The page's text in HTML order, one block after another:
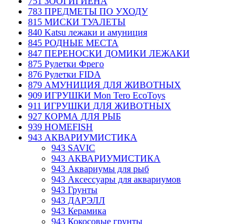
783 ПРЕДМЕТЫ ПО УХОДУ
815 МИСКИ ТУАЛЕТЫ
840 Katsu лежаки и амуниция
845 РОДНЫЕ МЕСТА
847 ПЕРЕНОСКИ ДОМИКИ ЛЕЖАКИ
875 Рулетки Фрего
876 Рулетки FIDA
879 АМУНИЦИЯ ДЛЯ ЖИВОТНЫХ
909 ИГРУШКИ Mon Tero EcoToys
911 ИГРУШКИ ДЛЯ ЖИВОТНЫХ
927 КОРМА ДЛЯ РЫБ
939 HOMEFISH
943 АКВАРИУМИСТИКА
943 SAVIC
943 АКВАРИУМИСТИКА
943 Аквариумы для рыб
943 Аксессуары для аквариумов
943 Грунты
943 ДАРЭЛЛ
943 Керамика
943 Кокосовые грунты